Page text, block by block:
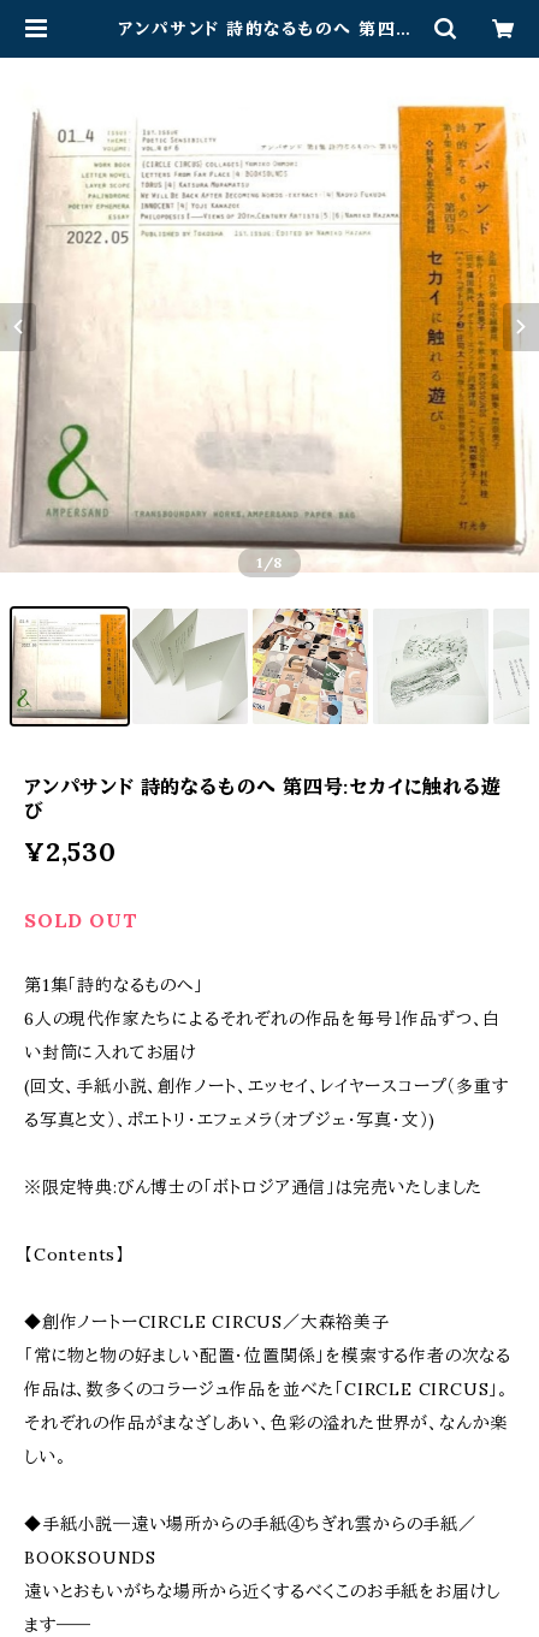
アンパサンド 詩的なるものへ 第四号:
1 /8
アンパサンド 詩的なるものへ 第四号:セカイに触れる遊
び
¥2,530
SOLD OUT
第1集「詩的なるものへ」
6人の現代作家たちによるそれぞれの作品を毎号１作品ずつ、白
い封筒に入れてお届け
(回文、手紙小説、創作ノート、エッセイ、レイヤースコープ（多重す
る写真と文）、ポエトリ・エフェメラ（オブジェ・写真・文）)
※限定特典:びん博士の「ボトロジア通信」は完売いたしました
【Contents】
◆創作ノートーCIRCLE CIRCUS／大森裕美子
「常に物と物の好ましい配置・位置関係」を模索する作者の次なる
作品は、数多くのコラージュ作品を並べた「CIRCLE CIRCUS」。
それぞれの作品がまなざしあい、色彩の溢れた世界が、なんか楽
しい。
◆手紙小説―遠い場所からの手紙④ちぎれ雲からの手紙／
BOOKSOUNDS
遠いとおもいがちな場所から近くするべくこのお手紙をお届けし
ます――